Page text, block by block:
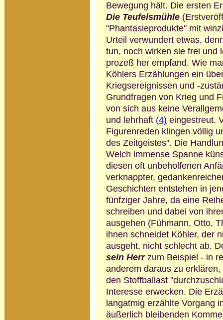
Bewegung hält. Die ersten
Die Teufelsmühle
"Phantasieprodukte" mit
Urteil verwundert etwas,
tun, noch wirken sie frei
prozeß her empfand. Wie
Köhlers Erzählungen ein
Kriegs­ereignissen und -
Grundfragen von Krieg und
von sich aus keine
und lehrhaft (4) eingestreut.
Figuren­reden klingen völlig
des Zeitgeistes". Die
Welch immense Spanne
diesen oft unbe­holfenen
verknappter,
Geschichten entstehen in
fünfziger Jahre, da eine
schreiben und dabei von
ausge­hen (Fühmann, Otto,
ihnen schnei­det Köhler, der
ausgeht, nicht schlecht ab.
sein Herrzum Beispiel - in
anderem daraus zu
den Stoffballast
Interesse erwecken. Die
langatmig erzählte Vorgang
äußerlich bleibenden